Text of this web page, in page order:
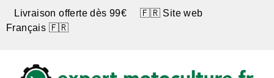
Livraison offerte dès 99€ 🇫🇷 Site web
Français 🇫🇷